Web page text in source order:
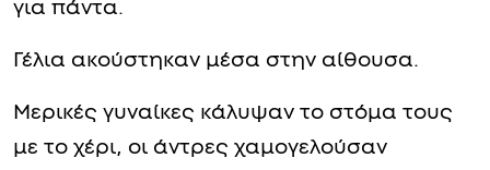
για πάντα.
Γέλια ακούστηκαν μέσα στην αίθουσα.
Μερικές γυναίκες κάλυψαν το στόμα τους
με το χέρι, οι άντρες χαμογελούσαν